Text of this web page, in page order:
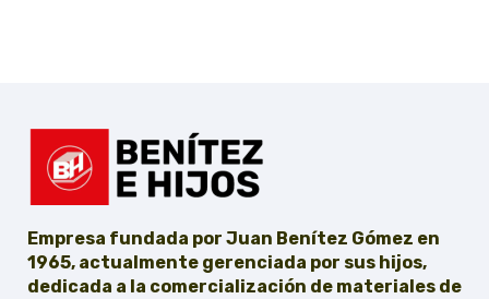
Empresa fundada por Juan Benítez Gómez en
1965, actualmente gerenciada por sus hijos,
dedicada a la comercialización de materiales de